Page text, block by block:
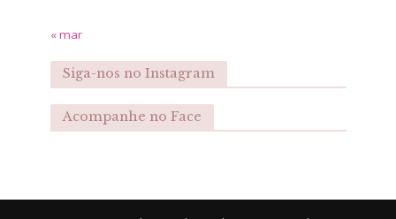
« mar
Siga-nos no Instagram
Acompanhe no Face